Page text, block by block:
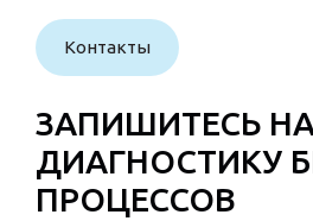
Контакты
ЗАПИШИТЕСЬ
ДИАГНОСТИКУ
ПРОЦЕССОВ